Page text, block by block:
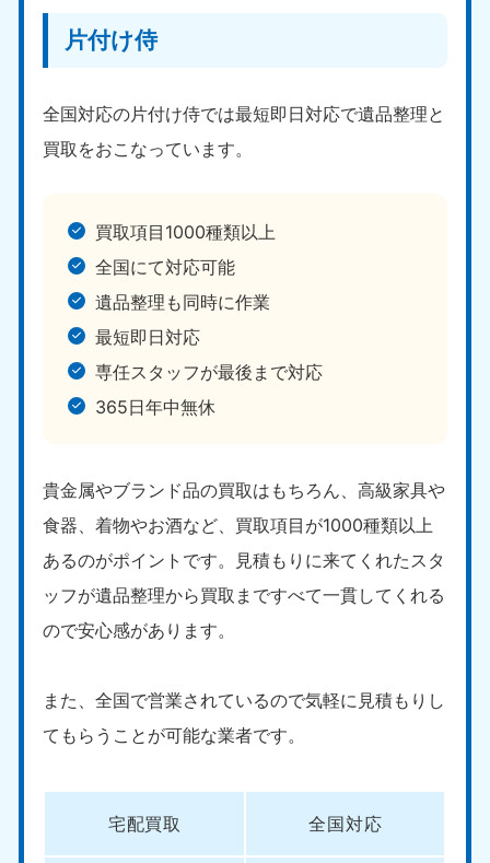
片付け侍
全国対応の片付け侍では最短即日対応で遺品整理と
買取をおこなっています。
買取項目1000種類以上
全国にて対応可能
遺品整理も同時に作業
最短即日対応
専任スタッフが最後まで対応
365日年中無休
貴金属やブランド品の買取はもちろん、高級家具や
食器、着物やお酒など、買取項目が1000種類以上
あるのがポイントです。見積もりに来てくれたスタ
ッフが遺品整理から買取まですべて一貫してくれる
ので安心感があります。
また、全国で営業されているので気軽に見積もりし
てもらうことが可能な業者です。
宅配買取 全国対応
9:00〜19:00 年中無休 9:00〜19:00 年中無休
静岡県
福井県
050-1881-5258
9:00〜19:00 年中無休 9:00〜19:00 年中無休
050-1881-5262
9:00〜19:00 年中無休
050-1881-5257
050-1881-5263
9:00〜19:00 年中無休
近畿
大阪府
050-1881-5250
9:00〜19:00 年中無休
兵庫県
050-1881-5251
050-1881-5249
9:00〜19:00 年中無休
050-1881-5254
9:00〜19:00 年中無休
9:00〜19:00 年中無休 9:00〜19:00 年中無休